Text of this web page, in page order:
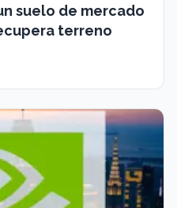
suelo de mercado
terreno